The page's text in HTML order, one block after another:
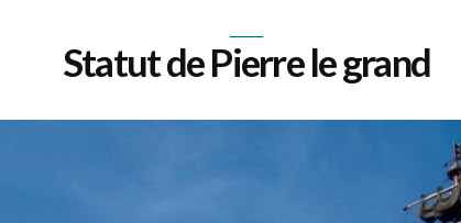
Statut de Pierre le grand